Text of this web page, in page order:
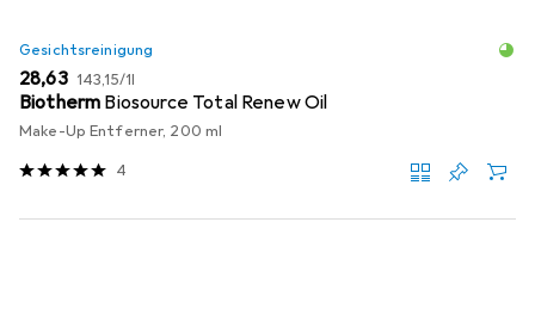
Gesichtsreinigung
EUR
28,63 EUR
143,15/1l
Biotherm Biosource Total Renew Oil
Make-Up Entferner, 200 ml
4